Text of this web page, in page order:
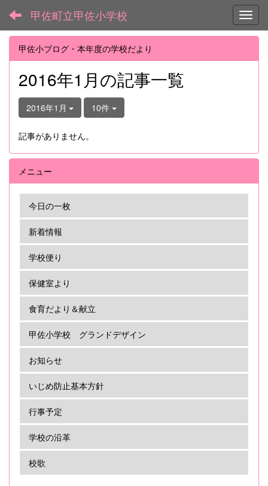
甲佐町立甲佐小学校
甲佐小ブログ・本年度の学校だより
2016年1月の記事一覧
2016年1月 10件
記事がありません。
メニュー
今日の一枚
新着情報
学校便り
保健室より
食育だより＆献立
甲佐小学校 グランドデザイン
お知らせ
いじめ防止基本方針
行事予定
学校の沿革
校歌